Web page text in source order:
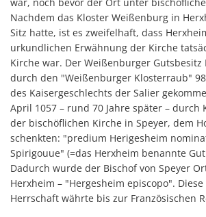
Nachdem das Kloster Weißenburg in
Sitz hatte, ist es zweifelhaft, dass
urkundlichen Erwähnung der Kirche
Kirche war. Der Weißenburger Gutsbesitz
durch den "Weißenburger Klosterraub"
des Kaisergeschlechts der Salier
April 1057 – rund 70 Jahre später – durch
der bischöflichen Kirche in Speyer, dem
schenkten: "predium Herigesheim
Spirigouue" (=das Herxheim benannte
Dadurch wurde der Bischof von Speyer
Herxheim – "Hergesheim episcopo".
Herrschaft währte bis zur Französischen